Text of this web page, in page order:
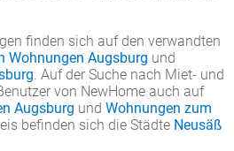
finden sich auf den verwandten
Wohnungen Augsburg und
. Auf der Suche nach Miet- und
von NewHome auch auf
Augsburg und Wohnungen zum
befinden sich die Städte Neusäß